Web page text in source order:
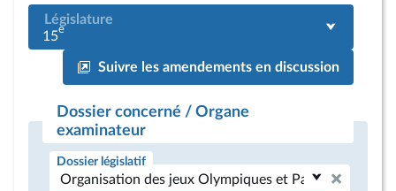
Législature
15e
Suivre les amendements en discussion
Dossier concerné / Organe
examinateur
Dossier législatif